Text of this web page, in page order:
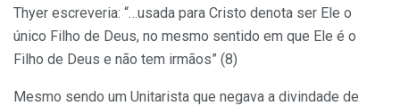
Thyer escreveria: “…usada para Cristo denota ser Ele o
único Filho de Deus, no mesmo sentido em que Ele é o
Filho de Deus e não tem irmãos” (8)
Mesmo sendo um Unitarista que negava a divindade de